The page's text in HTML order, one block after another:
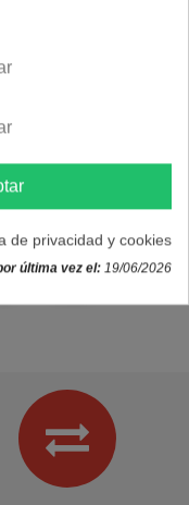
de privacidad y cookies
última vez el: 19/06/2026